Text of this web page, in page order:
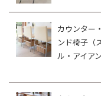
カウンター
ンド椅子（
ル・アイアン